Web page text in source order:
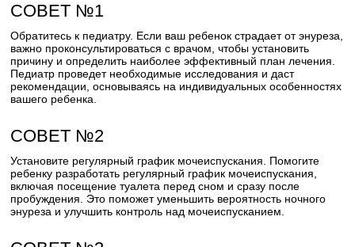
СОВЕТ №1
Обратитесь к педиатру. Если ваш ребенок страдает от энуреза,
важно проконсультироваться с врачом, чтобы установить
причину и определить наиболее эффективный план лечения.
Педиатр проведет необходимые исследования и даст
рекомендации, основываясь на индивидуальных особенностях
вашего ребенка.
СОВЕТ №2
Установите регулярный график мочеиспускания. Помогите
ребенку разработать регулярный график мочеиспускания,
включая посещение туалета перед сном и сразу после
пробуждения. Это поможет уменьшить вероятность ночного
энуреза и улучшить контроль над мочеиспусканием.